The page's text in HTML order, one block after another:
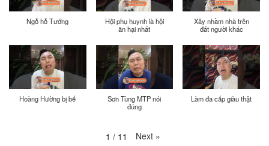
Ngỗ hỗ Tướng
Hội phụ huynh là hội
ăn hại nhất
Xây nhầm nhà trên
đất người khác
Hoàng Hường bị bế
Sơn Tùng MTP nói
đúng
Làm đa cấp giàu thật
1 / 11 Next »